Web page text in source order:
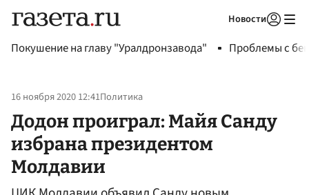
Новости
Покушение на главу "Уралдронзавода" Проблемы с
16 ноября 2020 12:41Политика
Додон проиграл: Майя Санду
избрана президентом
Молдавии